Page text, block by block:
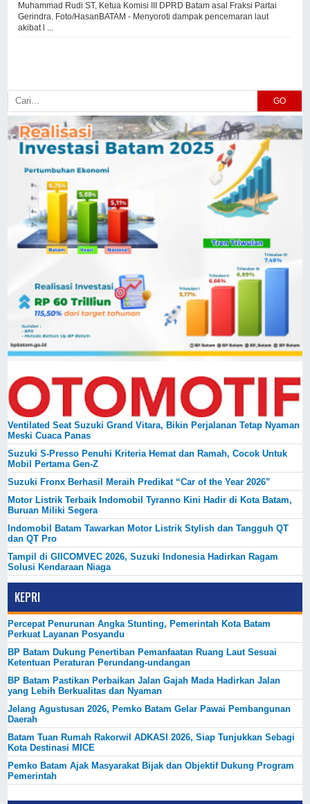
Muhammad Rudi ST, Ketua Komisi III DPRD Batam asal Fraksi Partai
Gerindra. Foto/HasanBATAM - Menyoroti dampak pencemaran laut
akibat l ...
GO
Ventilated Seat Suzuki Grand Vitara, Bikin Perjalanan Tetap Nyaman
Meski Cuaca Panas
Suzuki S-Presso Penuhi Kriteria Hemat dan Ramah, Cocok Untuk
Mobil Pertama Gen-Z
Suzuki Fronx Berhasil Meraih Predikat “Car of the Year 2026”
Motor Listrik Terbaik Indomobil Tyranno Kini Hadir di Kota Batam,
Buruan Miliki Segera
Indomobil Batam Tawarkan Motor Listrik Stylish dan Tangguh QT
dan QT Pro
Tampil di GIICOMVEC 2026, Suzuki Indonesia Hadirkan Ragam
Solusi Kendaraan Niaga
KEPRI
Percepat Penurunan Angka Stunting, Pemerintah Kota Batam
Perkuat Layanan Posyandu
BP Batam Dukung Penertiban Pemanfaatan Ruang Laut Sesuai
Ketentuan Peraturan Perundang-undangan
BP Batam Pastikan Perbaikan Jalan Gajah Mada Hadirkan Jalan
yang Lebih Berkualitas dan Nyaman
Jelang Agustusan 2026, Pemko Batam Gelar Pawai Pembangunan
Daerah
Batam Tuan Rumah Rakorwil ADKASI 2026, Siap Tunjukkan Sebagi
Kota Destinasi MICE
Pemko Batam Ajak Masyarakat Bijak dan Objektif Dukung Program
Pemerintah